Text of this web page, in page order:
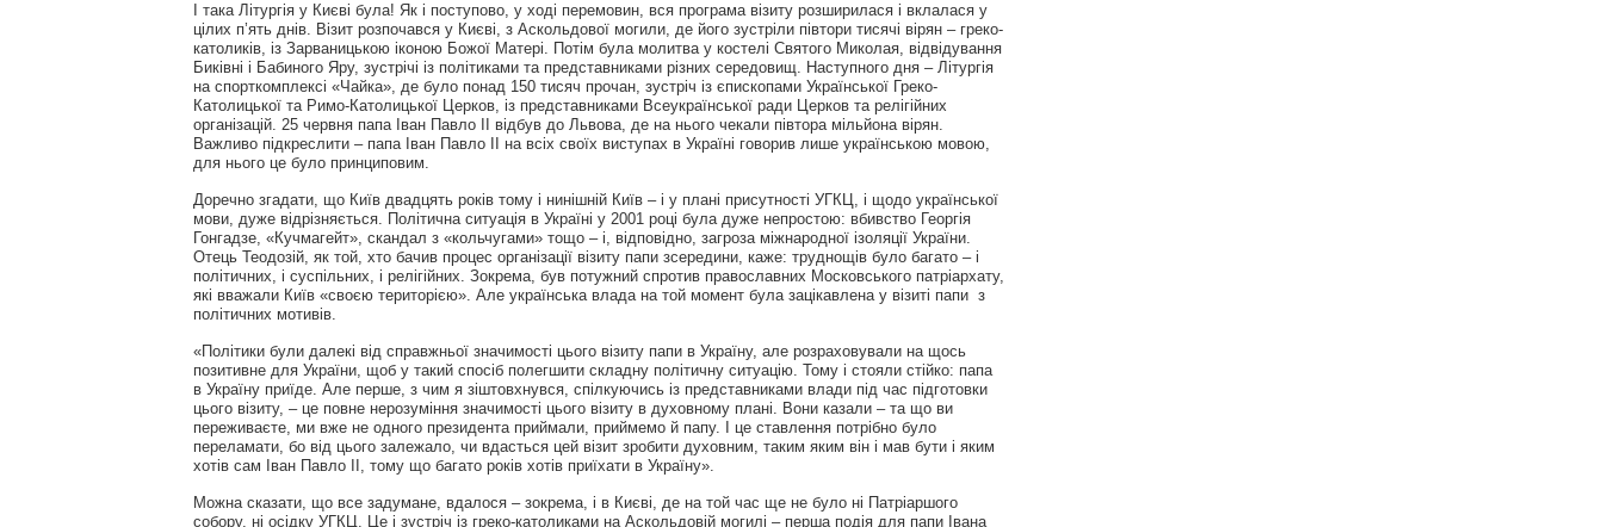
І така Літургія у Києві була! Як і поступово, у ході перемовин, вся програма візиту розширилася і вклалася у
цілих п’ять днів. Візит розпочався у Києві, з Аскольдової могили, де його зустріли півтори тисячі вірян – греко-
католиків, із Зарваницькою іконою Божої Матері. Потім була молитва у костелі Святого Миколая, відвідування
Биківні і Бабиного Яру, зустрічі із політиками та представниками різних середовищ. Наступного дня – Літургія
на спорткомплексі «Чайка», де було понад 150 тисяч прочан, зустріч із єпископами Української Греко-
Католицької та Римо-Католицької Церков, із представниками Всеукраїнської ради Церков та релігійних
організацій. 25 червня папа Іван Павло ІІ відбув до Львова, де на нього чекали півтора мільйона вірян.
Важливо підкреслити – папа Іван Павло ІІ на всіх своїх виступах в Україні говорив лише українською мовою,
для нього це було принциповим.
Доречно згадати, що Київ двадцять років тому і нинішній Київ – і у плані присутності УГКЦ, і щодо української
мови, дуже відрізняється. Політична ситуація в Україні у 2001 році була дуже непростою: вбивство Георгія
Гонгадзе, «Кучмагейт», скандал з «кольчугами» тощо – і, відповідно, загроза міжнародної ізоляції України.
Отець Теодозій, як той, хто бачив процес організації візиту папи зсередини, каже: труднощів було багато – і
політичних, і суспільних, і релігійних. Зокрема, був потужний спротив православних Московського патріархату,
які вважали Київ «своєю територією». Але українська влада на той момент була зацікавлена у візиті папи з
політичних мотивів.
«Політики були далекі від справжньої значимості цього візиту папи в Україну, але розраховували на щось
позитивне для України, щоб у такий спосіб полегшити складну політичну ситуацію. Тому і стояли стійко: папа
в Україну приїде. Але перше, з чим я зіштовхнувся, спілкуючись із представниками влади під час підготовки
цього візиту, – це повне нерозуміння значимості цього візиту в духовному плані. Вони казали – та що ви
переживаєте, ми вже не одного президента приймали, приймемо й папу. І це ставлення потрібно було
переламати, бо від цього залежало, чи вдасться цей візит зробити духовним, таким яким він і мав бути і яким
хотів сам Іван Павло ІІ, тому що багато років хотів приїхати в Україну».
Можна сказати, що все задумане, вдалося – зокрема, і в Києві, де на той час ще не було ні Патріаршого
собору, ні осідку УГКЦ. Це і зустріч із греко-католиками на Аскольдовій могилі – перша подія для папи Івана